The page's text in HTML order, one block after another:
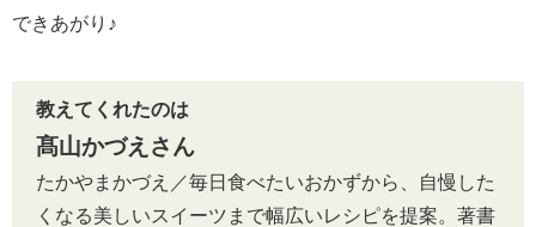
できあがり♪
教えてくれたのは
髙山かづえさん
たかやまかづえ／毎日食べたいおかずから、自慢した
くなる美しいスイーツまで幅広いレシピを提案。著書